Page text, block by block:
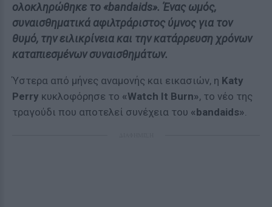
ολοκληρώθηκε το «bandaids». Ένας ωμός,
συναισθηματικά αφιλτράριστος ύμνος για τον
θυμό, την ειλικρίνεια και την κατάρρευση χρόνων
καταπιεσμένων συναισθημάτων.
Ύστερα από μήνες αναμονής και εικασιών, η Katy
Perry κυκλοφόρησε το «Watch It Burn», το νέο της
τραγούδι που αποτελεί συνέχεια του «bandaids».